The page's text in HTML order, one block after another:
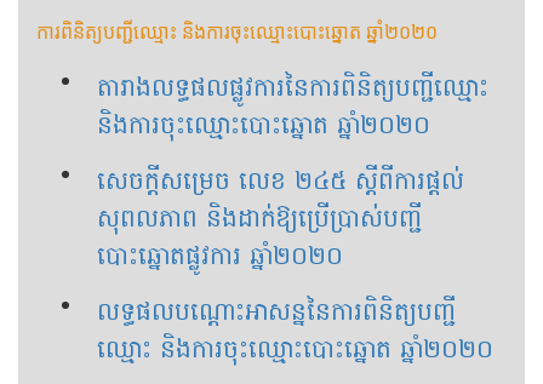
ការពិនិត្យបញ្ជីឈ្មោះ និងការចុះឈ្មោះបោះឆ្នោត ឆ្នាំ២០២០
តារាងលទ្ធផលផ្លូ​វការនៃការពិនិត្យបញ្ជីឈ្មោះ
និងការចុះឈ្មោះបោះឆ្នោត ឆ្នាំ២០២០
សេចក្តីសម្រេច លេខ ២៤៥ ស្ដីពីការផ្ដល់
សុពលភាព និងដាក់ឱ្យប្រើប្រាស់បញ្ជី
បោះឆ្នោតផ្លូវការ ឆ្នាំ២០២០
លទ្ធផលបណ្ដោះអាសន្ននៃការពិនិត្យបញ្ជី
ឈ្មោះ និងការចុះឈ្មោះបោះឆ្នោត ឆ្នាំ២០២០